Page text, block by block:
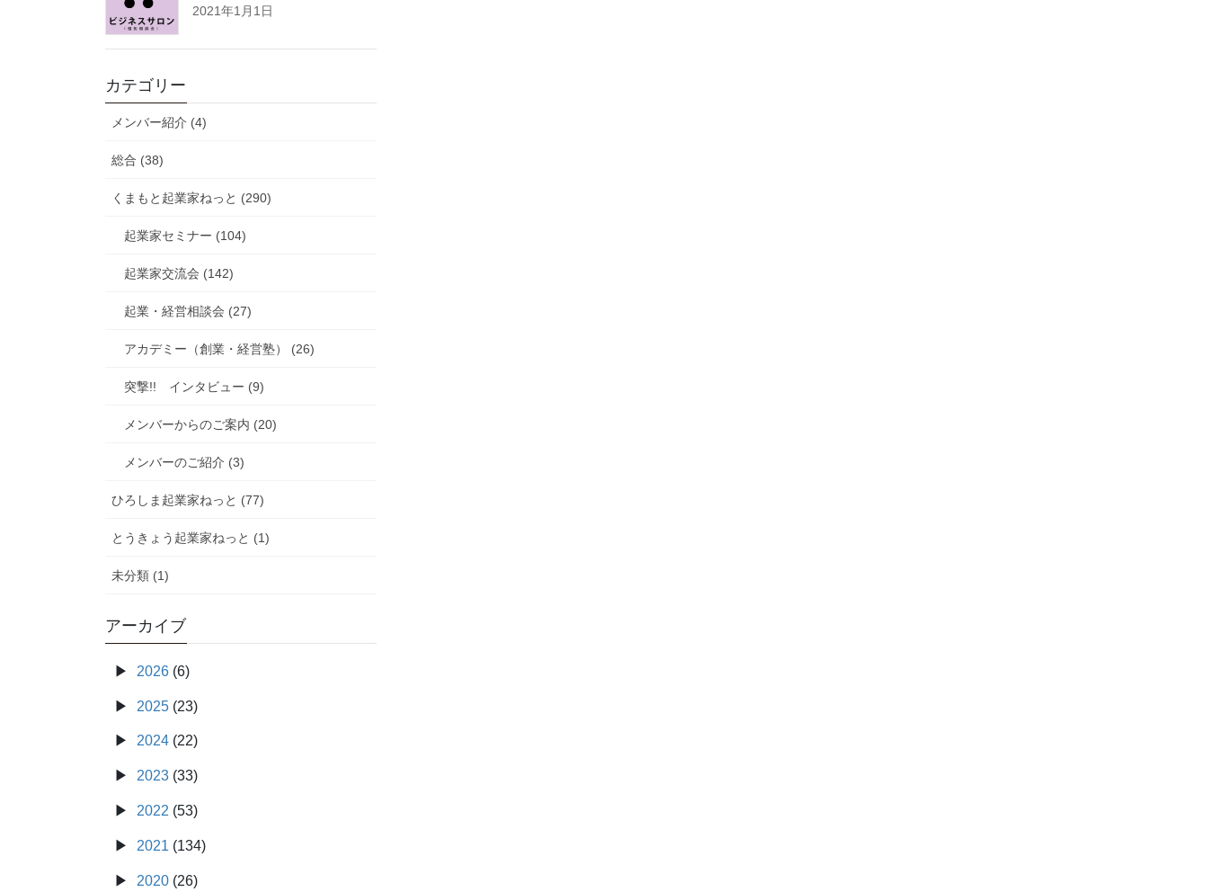
2021年1月1日
カテゴリー
メンバー紹介 (4)
総合 (38)
くまもと起業家ねっと (290)
起業家セミナー (104)
起業家交流会 (142)
起業・経営相談会 (27)
アカデミー（創業・経営塾） (26)
突撃!! インタビュー (9)
メンバーからのご案内 (20)
メンバーのご紹介 (3)
ひろしま起業家ねっと (77)
とうきょう起業家ねっと (1)
未分類 (1)
アーカイブ
2026 (6)
2025 (23)
2024 (22)
2023 (33)
2022 (53)
2021 (134)
2020 (26)